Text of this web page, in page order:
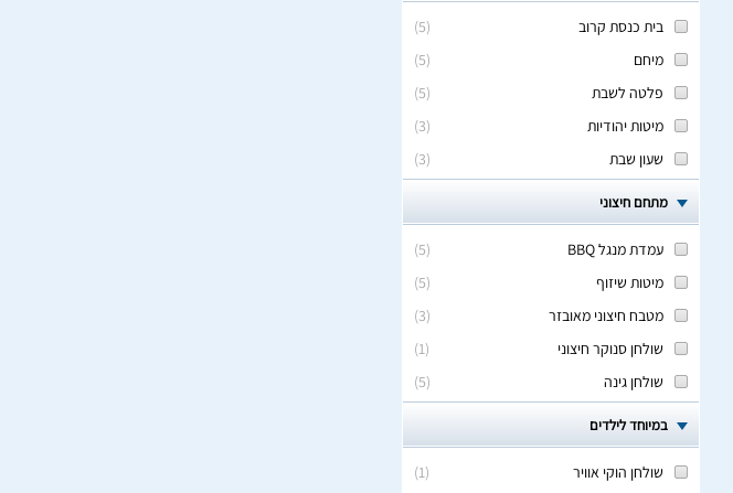
(
5
)
בית כנסת קרוב
(
5
)
מיחם
(
5
)
פלטה לשבת
(
3
)
מיטות יהודיות
(
3
) שעון שבת
מתחם חיצוני
(
5
)
עמדת מנגל BBQ
(
5
)
מיטות שיזוף
(
3
)
מטבח חיצוני מאובזר
(
1
)
שולחן סנוקר חיצוני
(
5
) שולחן גינה
במיוחד לילדים
(
1
)
שולחן הוקי אוויר